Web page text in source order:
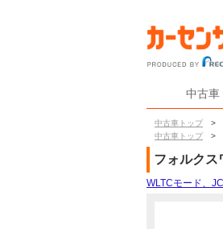
中古車
中古車トップ >
中古車トップ
>
フォルク
WLTCモード、